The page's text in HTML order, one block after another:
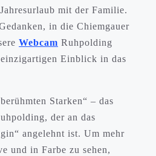
mit der Familie.
in die Chiemgauer
Webcam Ruhpolding
Einblick in das
Starken“ – das
der an das
angelehnt ist. Um mehr
und in Farbe zu sehen,